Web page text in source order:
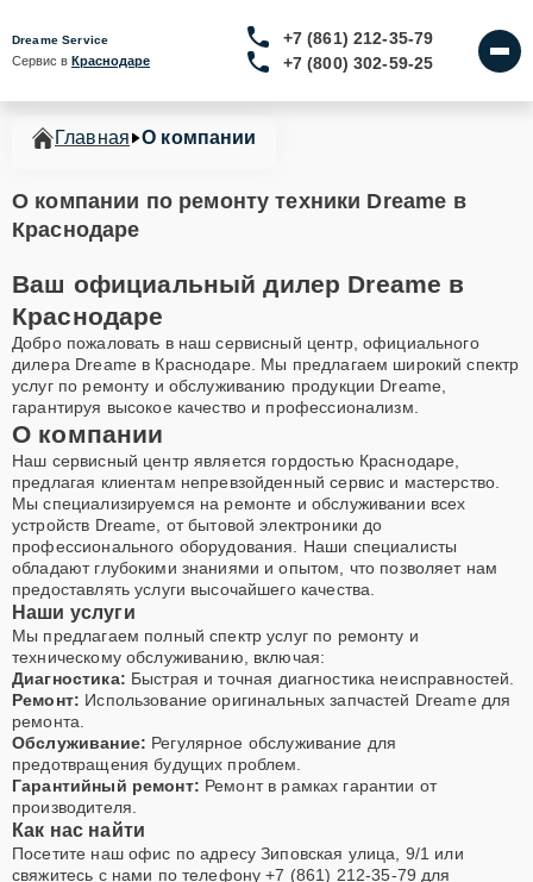
Dreame Service
Сервис в Краснодаре
+7 (861) 212-35-79
+7 (800) 302-59-25
Главная О компании
О компании по ремонту техники Dreame в
Краснодаре
Ваш официальный дилер Dreame в
Краснодаре
Добро пожаловать в наш сервисный центр, официального
дилера Dreame в Краснодаре. Мы предлагаем широкий спектр
услуг по ремонту и обслуживанию продукции Dreame,
гарантируя высокое качество и профессионализм.
О компании
Наш сервисный центр является гордостью Краснодаре,
предлагая клиентам непревзойденный сервис и мастерство.
Мы специализируемся на ремонте и обслуживании всех
устройств Dreame, от бытовой электроники до
профессионального оборудования. Наши специалисты
обладают глубокими знаниями и опытом, что позволяет нам
предоставлять услуги высочайшего качества.
Наши услуги
Мы предлагаем полный спектр услуг по ремонту и
техническому обслуживанию, включая:
Диагностика: Быстрая и точная диагностика неисправностей.
Ремонт: Использование оригинальных запчастей Dreame для
ремонта.
Обслуживание: Регулярное обслуживание для
предотвращения будущих проблем.
Гарантийный ремонт: Ремонт в рамках гарантии от
производителя.
Как нас найти
Посетите наш офис по адресу Зиповская улица, 9/1 или
свяжитесь с нами по телефону +7 (861) 212-35-79 для